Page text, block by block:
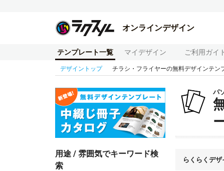
オンラインデザイン
テンプレート一覧 マイデザイン ご利用ガイ
デザイントップ チラシ・フライヤーの無料デザインテン
用途 / 雰囲気でキーワード検
索
パ
らくらくデザ